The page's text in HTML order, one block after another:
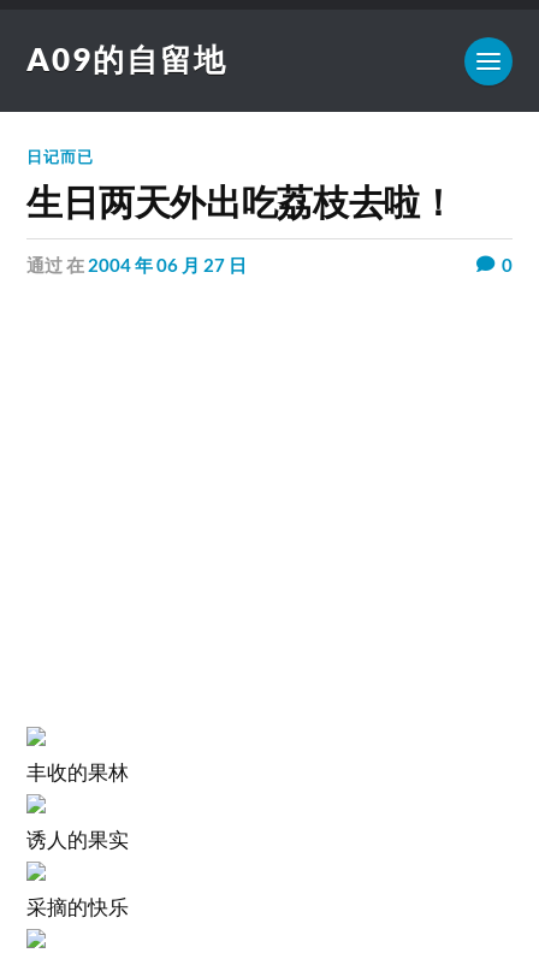
A09的自留地
日记而已
生日两天外出吃荔枝去啦！
通过在 2004 年 06 月 27 日 0
丰收的果林
诱人的果实
采摘的快乐